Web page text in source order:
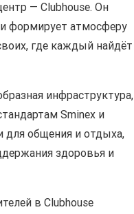
— Clubhouse. Он
формирует атмосферу
где каждый найдёт
инфраструктура,
Sminex и
для общения и отдыха,
здоровья и
в Clubhouse